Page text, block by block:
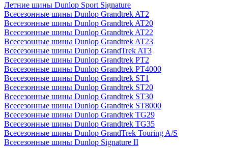
Летние шины Dunlop Sport Signature
Всесезонные шины Dunlop Grandtrek AT2
Всесезонные шины Dunlop Grandtrek AT20
Всесезонные шины Dunlop Grandtrek AT22
Всесезонные шины Dunlop Grandtrek AT23
Всесезонные шины Dunlop GrandTrek AT3
Всесезонные шины Dunlop Grandtrek PT2
Всесезонные шины Dunlop Grandtrek PT4000
Всесезонные шины Dunlop Grandtrek ST1
Всесезонные шины Dunlop Grandtrek ST20
Всесезонные шины Dunlop Grandtrek ST30
Всесезонные шины Dunlop Grandtrek ST8000
Всесезонные шины Dunlop Grandtrek TG29
Всесезонные шины Dunlop Grandtrek TG35
Всесезонные шины Dunlop GrandTrek Touring A/S
Всесезонные шины Dunlop Signature II